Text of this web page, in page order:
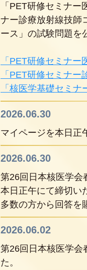
「PET研修セミナ
ナー診療放射線技師
ース」の試験問題を
「PET研修セミナ
「PET研修セミナ
「核医学基礎セミ
2026.06.30
マイページを本日正
2026.06.30
第26回日本核医学会
本日正午にて締切い
多数の方から回答を
2026.06.02
第26回日本核医学会
た。